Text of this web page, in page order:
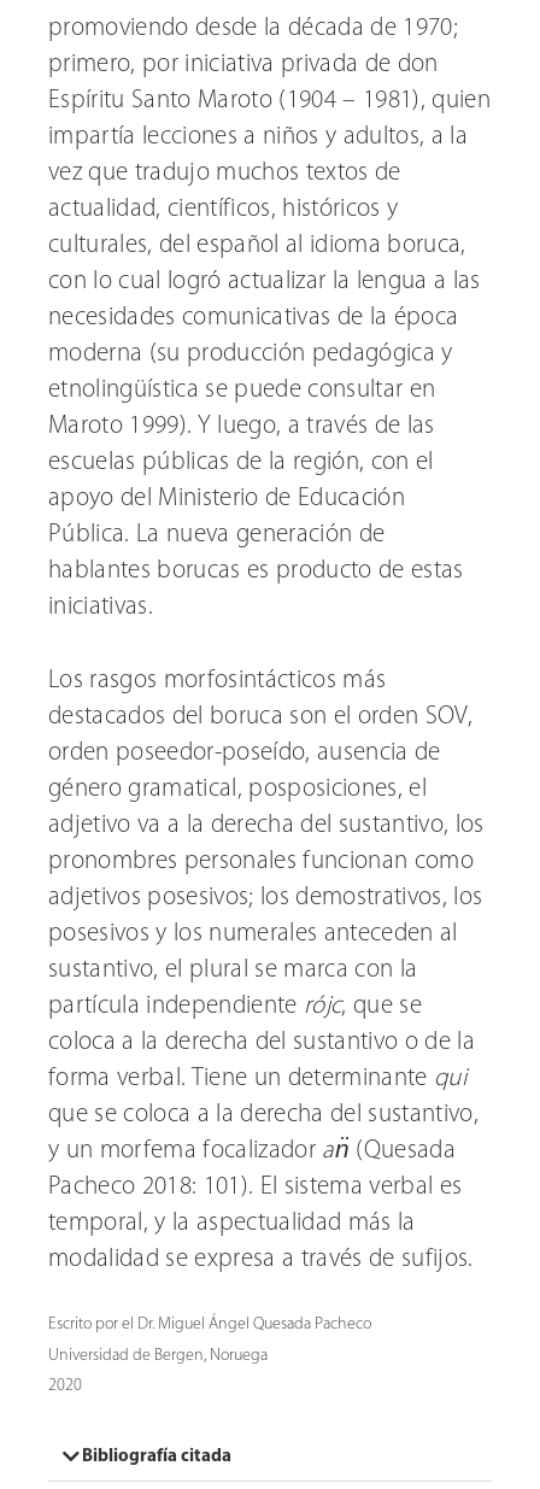
promoviendo desde la década de 1970;
primero, por iniciativa privada de don
Espíritu Santo Maroto (1904 – 1981), quien
impartía lecciones a niños y adultos, a la
vez que tradujo muchos textos de
actualidad, científicos, históricos y
culturales, del español al idioma boruca,
con lo cual logró actualizar la lengua a las
necesidades comunicativas de la época
moderna (su producción pedagógica y
etnolingüística se puede consultar en
Maroto 1999). Y luego, a través de las
escuelas públicas de la región, con el
apoyo del Ministerio de Educación
Pública. La nueva generación de
hablantes borucas es producto de estas
iniciativas.
Los rasgos morfosintácticos más
destacados del boruca son el orden SOV,
orden poseedor-poseído, ausencia de
género gramatical, posposiciones, el
adjetivo va a la derecha del sustantivo, los
pronombres personales funcionan como
adjetivos posesivos; los demostrativos, los
posesivos y los numerales anteceden al
sustantivo, el plural se marca con la
partícula independiente rójc, que se
coloca a la derecha del sustantivo o de la
forma verbal. Tiene un determinante qui
que se coloca a la derecha del sustantivo,
y un morfema focalizador an̈ (Quesada
Pacheco 2018: 101). El sistema verbal es
temporal, y la aspectualidad más la
modalidad se expresa a través de sufijos.
Escrito por el Dr. Miguel Ángel Quesada Pacheco
Universidad de Bergen, Noruega
2020
Bibliografía citada